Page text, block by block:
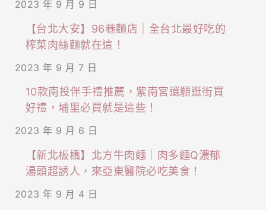
2023 年 9 月 9 日
【台北大安】96巷麵店｜全台北最好吃的
榨菜肉絲麵就在這！
2023 年 9 月 7 日
10款南投伴手禮推薦，紫南宮還願逛街買
好禮，埔里必買就是這些！
2023 年 9 月 6 日
【新北板橋】北方牛肉麵｜肉多麵Q濃郁
湯頭超誘人，來亞東醫院必吃美食！
2023 年 9 月 4 日